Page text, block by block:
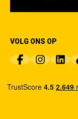
VOLG ONS OP